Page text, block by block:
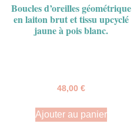
Boucles d’oreilles géométrique
en laiton brut et tissu upcyclé
jaune à pois blanc.
48,00 €
Ajouter au panier